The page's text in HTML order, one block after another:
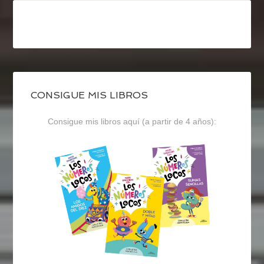
CONSIGUE MIS LIBROS
Consigue mis libros aquí (a partir de 4 años):